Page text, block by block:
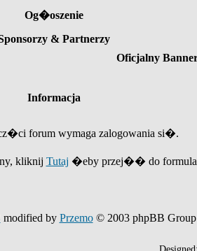
Og�oszenie
& Partnerzy
Oficjalny
Informacja
forum wymaga zalogowania si�.
kliknij Tutaj �eby przej�� do
modified by Przemo© 2003 phpBB Group